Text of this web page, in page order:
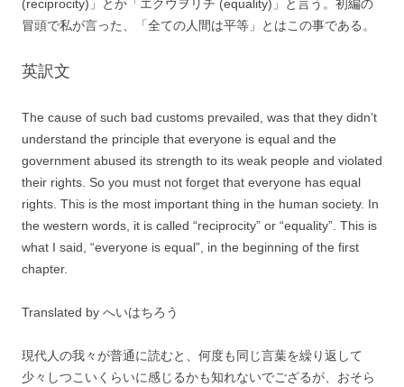
(reciprocity)」とか「エクウヲリチ (equality)」と言う。初編の
冒頭で私が言った、「全ての人間は平等」とはこの事である。
英訳文
The cause of such bad customs prevailed, was that they didn’t
understand the principle that everyone is equal and the
government abused its strength to its weak people and violated
their rights. So you must not forget that everyone has equal
rights. This is the most important thing in the human society. In
the western words, it is called “reciprocity” or “equality”. This is
what I said, “everyone is equal”, in the beginning of the first
chapter.
Translated by へいはちろう
現代人の我々が普通に読むと、何度も同じ言葉を繰り返して
少々しつこいくらいに感じるかも知れないでござるが、おそら